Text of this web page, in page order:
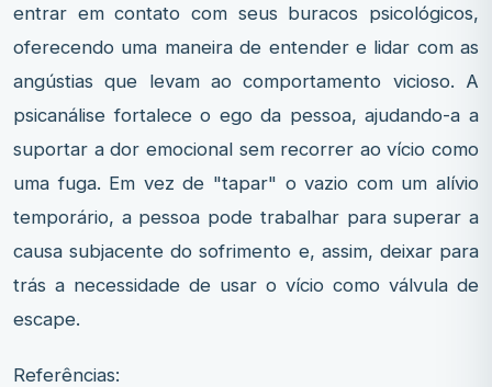
entrar em contato com seus buracos psicológicos,
oferecendo uma maneira de entender e lidar com as
angústias que levam ao comportamento vicioso. A
psicanálise fortalece o ego da pessoa, ajudando-a a
suportar a dor emocional sem recorrer ao vício como
uma fuga. Em vez de "tapar" o vazio com um alívio
temporário, a pessoa pode trabalhar para superar a
causa subjacente do sofrimento e, assim, deixar para
trás a necessidade de usar o vício como válvula de
escape.
Referências: